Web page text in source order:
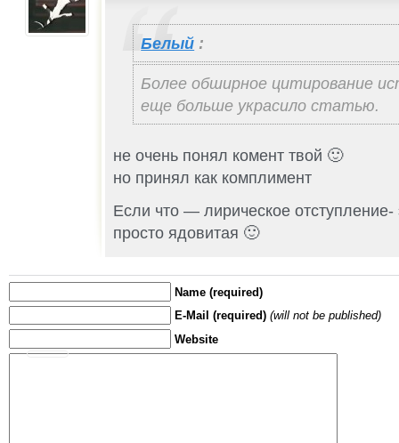
Белый :
Более обширное цитирование
еще больше украсило статью.
не очень понял комент твой 🙂
но принял как комплимент
Если что — лирическое отступление-
просто ядовитая 🙂
Name (required)
E-Mail (required) (will not be published)
Website